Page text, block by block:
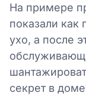
На примере
показали как
ухо, а после
секрет в